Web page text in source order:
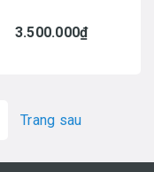
3.500.000₫
Trang sau